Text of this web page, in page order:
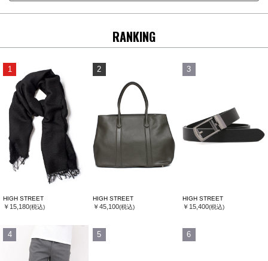
RANKING
1
HIGH STREET
￥15,180(税込)
2
HIGH STREET
￥45,100(税込)
3
HIGH STREET
￥15,400(税込)
4 5 6